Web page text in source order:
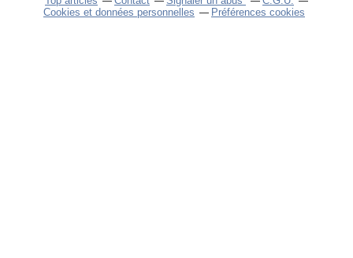
Cookies et données personnelles
Préférences cookies